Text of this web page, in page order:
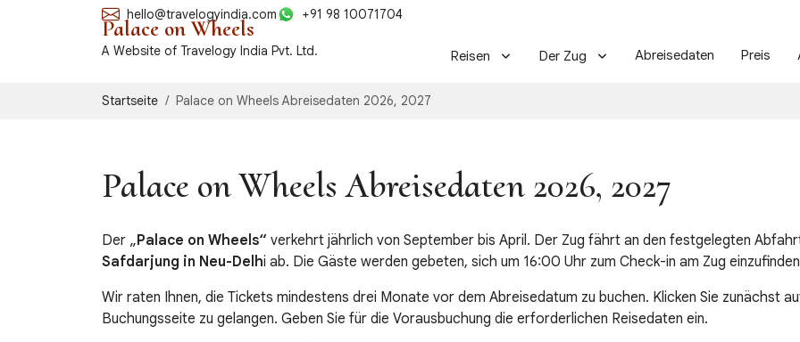
hello@travelogyindia.com +91 98 10071704
Palace on Wheels
A Website of Travelogy India Pvt. Ltd. Reisen Der Zug Abreisedaten Preis
Startseite Palace on Wheels Abreisedaten 2026, 2027
Palace on Wheels Abreisedaten 2026, 2027
Der „Palace on Wheels“ verkehrt jährlich von September bis April. Der Zug fährt an den festgelegten
Safdarjung in Neu-Delhi ab. Die Gäste werden gebeten, sich um 16:00 Uhr zum Check-in am Zug
Wir raten Ihnen, die Tickets mindestens drei Monate vor dem Abreisedatum zu buchen. Klicken Sie zunächst
Buchungsseite zu gelangen. Geben Sie für die Vorausbuchung die erforderlichen Reisedaten ein.